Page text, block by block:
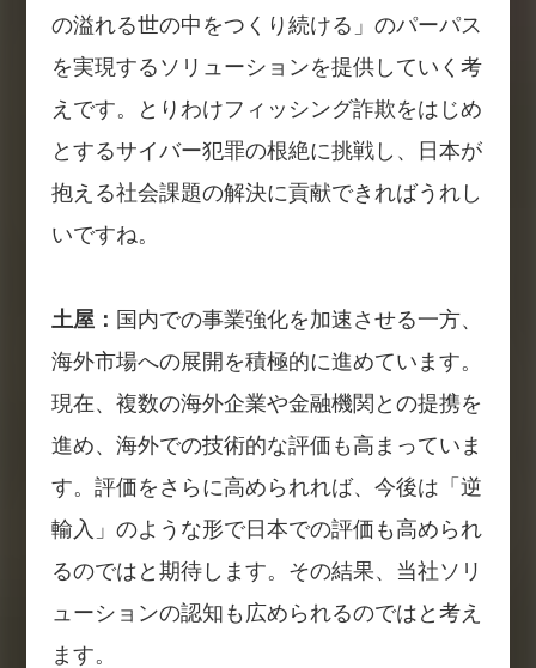
の溢れる世の中をつくり続ける」のパーパス
を実現するソリューションを提供していく考
えです。とりわけフィッシング詐欺をはじめ
とするサイバー犯罪の根絶に挑戦し、日本が
抱える社会課題の解決に貢献できればうれし
いですね。
土屋： 国内での事業強化を加速させる一方、
海外市場への展開を積極的に進めています。
現在、複数の海外企業や金融機関との提携を
進め、海外での技術的な評価も高まっていま
す。評価をさらに高められれば、今後は「逆
輸入」のような形で日本での評価も高められ
るのではと期待します。その結果、当社ソリ
ューションの認知も広められるのではと考え
ます。